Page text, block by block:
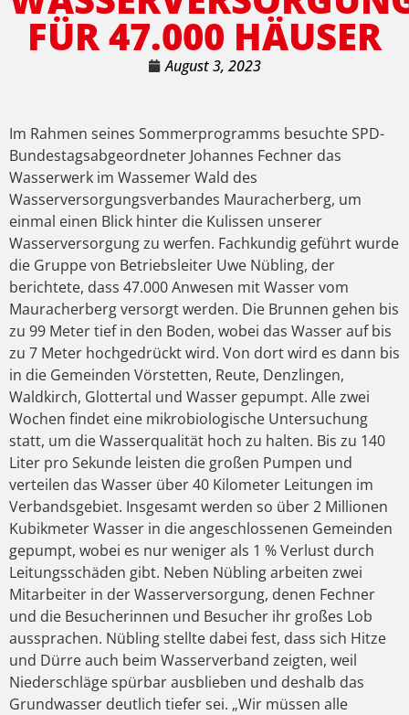
FÜR 47.000 HÄUSER
August 3, 2023
Im Rahmen seines Sommerprogramms besuchte SPD-
Bundestagsabgeordneter Johannes Fechner das
Wasserwerk im Wassemer Wald des
Wasserversorgungsverbandes Mauracherberg, um
einmal einen Blick hinter die Kulissen unserer
Wasserversorgung zu werfen. Fachkundig geführt wurde
die Gruppe von Betriebsleiter Uwe Nübling, der
berichtete, dass 47.000 Anwesen mit Wasser vom
Mauracherberg versorgt werden. Die Brunnen gehen bis
zu 99 Meter tief in den Boden, wobei das Wasser auf bis
zu 7 Meter hochgedrückt wird. Von dort wird es dann bis
in die Gemeinden Vörstetten, Reute, Denzlingen,
Waldkirch, Glottertal und Wasser gepumpt. Alle zwei
Wochen findet eine mikrobiologische Untersuchung
statt, um die Wasserqualität hoch zu halten. Bis zu 140
Liter pro Sekunde leisten die großen Pumpen und
verteilen das Wasser über 40 Kilometer Leitungen im
Verbandsgebiet. Insgesamt werden so über 2 Millionen
Kubikmeter Wasser in die angeschlossenen Gemeinden
gepumpt, wobei es nur weniger als 1 % Verlust durch
Leitungsschäden gibt. Neben Nübling arbeiten zwei
Mitarbeiter in der Wasserversorgung, denen Fechner
und die Besucherinnen und Besucher ihr großes Lob
aussprachen. Nübling stellte dabei fest, dass sich Hitze
und Dürre auch beim Wasserverband zeigten, weil
Niederschläge spürbar ausblieben und deshalb das
Grundwasser deutlich tiefer sei. „Wir müssen alle